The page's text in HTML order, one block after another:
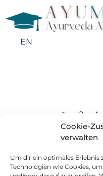
Cookie-
verwalten
Um dir ein optimales Erlebnis
Technologien wie Cookies,
EN
Großes
Hier bahnt sich etwas
und wird bald